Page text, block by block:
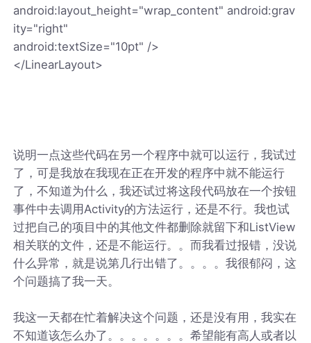
android:layout_height="wrap_content" android:grav
ity="right"
android:textSize="10pt" />
</LinearLayout>
说明一点这些代码在另一个程序中就可以运行，我试过
了，可是我放在我现在正在开发的程序中就不能运行
了，不知道为什么，我还试过将这段代码放在一个按钮
事件中去调用Activity的方法运行，还是不行。我也试
过把自己的项目中的其他文件都删除就留下和ListView
相关联的文件，还是不能运行。。而我看过报错，没说
什么异常，就是说第几行出错了。。。。我很郁闷，这
个问题搞了我一天。
我这一天都在忙着解决这个问题，还是没有用，我实在
不知道该怎么办了。。。。。。。希望能有高人或者以